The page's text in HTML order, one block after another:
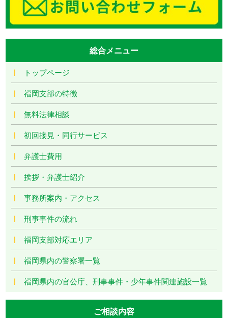
総合メニュー
トップページ
福岡支部の特徴
無料法律相談
初回接見・同行サービス
弁護士費用
挨拶・弁護士紹介
事務所案内・アクセス
刑事事件の流れ
福岡支部対応エリア
福岡県内の警察署一覧
福岡県内の官公庁、刑事事件・少年事件関連施設一覧
ご相談内容